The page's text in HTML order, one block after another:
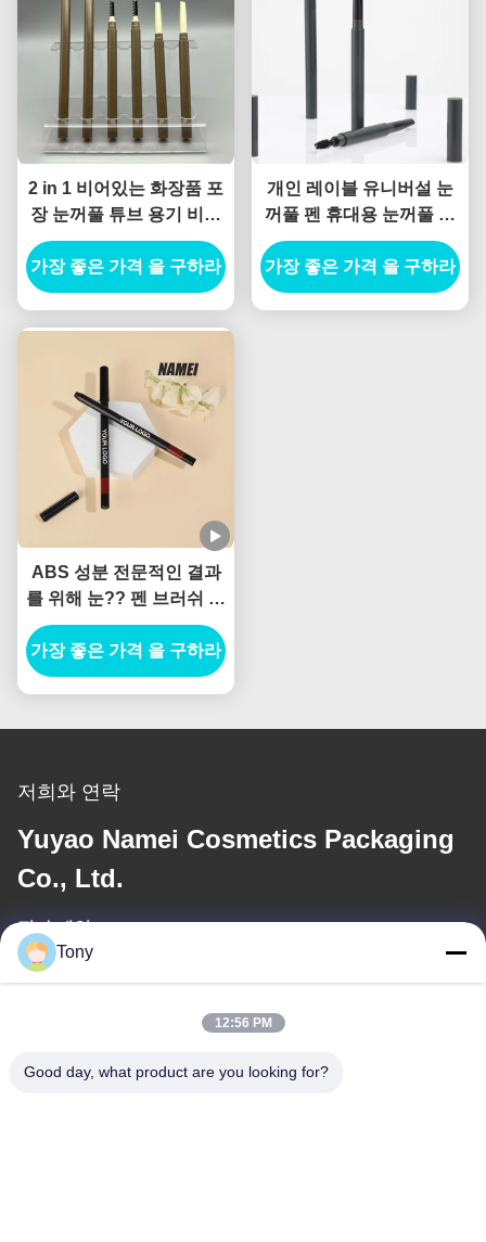
2 in 1 비어있는 화장품 포
장 눈꺼풀 튜브 용기 비어
있는 안구 라인어 튜브 용
기
가장 좋은 가격 을 구하라
개인 레이블 유니버설 눈
꺼풀 펜 휴대용 눈꺼풀 메
이크업 펜 튜브 쌍 끝 눈꺼
풀 펜 사용자 정의 눈꺼풀
펜 컨테이너
가장 좋은 가격 을 구하라
ABS 성분 전문적인 결과
를 위해 눈?? 펜 브러쉬 어
플리케이션
가장 좋은 가격 을 구하라
저희와 연락
Yuyao Namei Cosmetics Packaging
Co., Ltd.
전자 메일
Tony
12:56 PM
Good day, what product are you looking for?